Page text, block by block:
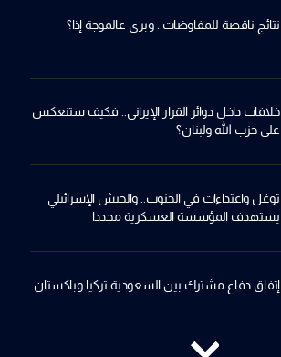
نتائج ناقصة للمفاوضات.. وبري عالموجة إذا؟
خلافات داخل دوائر القرار الإيراني.. فكيف ستنعكس
على حزب الله ولبنان؟
توغل واعتداءات في الجنوب.. والجيش الإسرائيلي
يستهدف المؤسسة العسكرية مجددا
إتفاق دفاع مشترك بين السعودية تركيا وباكستان